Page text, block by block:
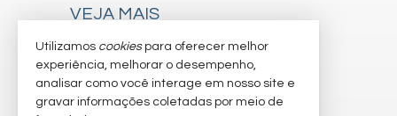
[Unidade 501]
Tipo: 2 quartos
Vaga: 1
Área Privativa: 92,12m²
Área Total: 109,62m²
Valor: R$1.147.731,26
[Unidade 701]
VEJA MAIS
receba nosso newsletter
cadastre seu imóvel
imóveis favoritos
Utilizamos cookiespara oferecer melhor
experiência, melhorar o desempenho,
analisar como você interage em nosso site e
gravar informações coletadas por meio de